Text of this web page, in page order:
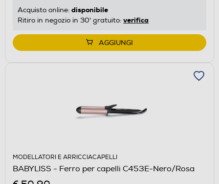
Acquisto online: disponibile
Ritiro in negozio in 30' gratuito: verifica
AGGIUNGI
MODELLATORI E ARRICCIACAPELLI
BABYLISS - Ferro per capelli C453E-Nero/Rosa